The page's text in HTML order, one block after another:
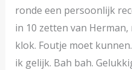
ronde een persoonlijk
in 10 zetten van
klok. Foutje moet
ik gelijk. Bah bah.